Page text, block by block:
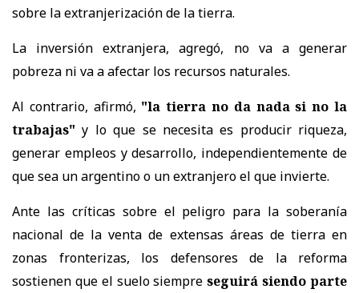
sobre la extranjerización de la tierra.
La inversión extranjera, agregó, no va a generar
pobreza ni va a afectar los recursos naturales.
Al contrario, afirmó, "la tierra no da nada si no la
trabajas" y lo que se necesita es producir riqueza,
generar empleos y desarrollo, independientemente de
que sea un argentino o un extranjero el que invierte.
Ante las críticas sobre el peligro para la soberanía
nacional de la venta de extensas áreas de tierra en
zonas fronterizas, los defensores de la reforma
sostienen que el suelo siempreseguirá siendo parte